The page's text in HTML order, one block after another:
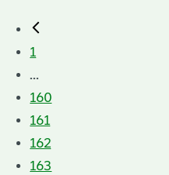
1
...
160
161
162
163